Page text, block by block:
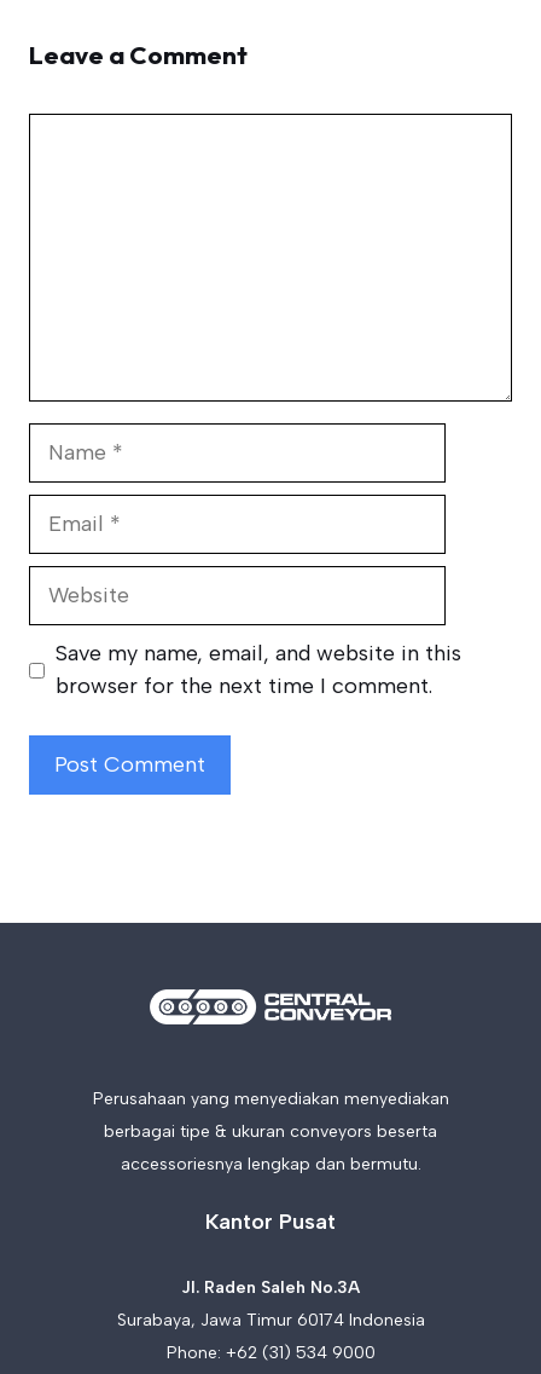
Leave a Comment
Website
Save my name, email, and website in this
browser for the next time I comment.
Perusahaan yang menyediakan menyediakan
berbagai tipe & ukuran conveyors beserta
accessoriesnya lengkap dan bermutu.
Kantor Pusat
Jl. Raden Saleh No.3A
Surabaya, Jawa Timur 60174 Indonesia
Phone: +62 (31) 534 9000